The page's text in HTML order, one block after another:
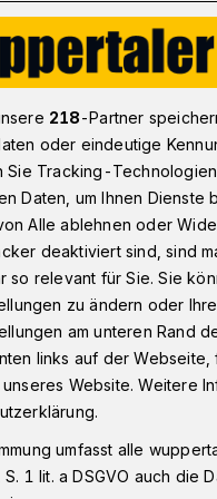
Teilsperrung der
Straße
für die
ist das Stück
Laurentiusplatz.
sein. Die
jetzt 370
218-Partner
oder eindeutige
Sie Tracking-
Daten, um Ihnen Dienste
Alle ablehnen oder
deaktiviert sind, sind
so relevant für Sie. Sie
zu ändern oder
am unteren Rand
links auf der
Website. Weitere
umfasst alle
1 lit. a DSGVO auch die